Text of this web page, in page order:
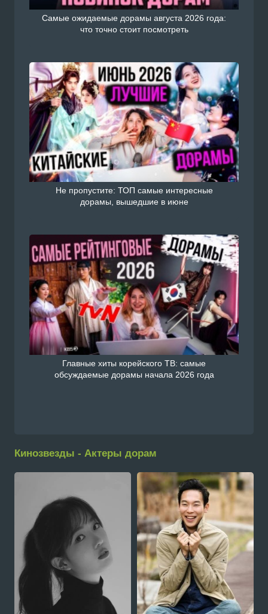
Самые ожидаемые дорамы августа 2026 года:
что точно стоит посмотреть
Не пропустите: ТОП самые интересные
дорамы, вышедшие в июне
Главные хиты корейского ТВ: самые
обсуждаемые дорамы начала 2026 года
Кинозвезды - Актеры дорам